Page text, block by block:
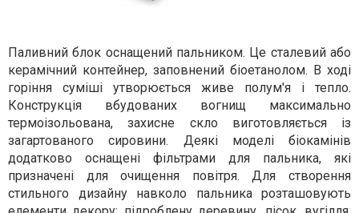
Паливний блок оснащений пальником. Це сталевий або
керамічний контейнер, заповнений біоетанолом. В ході
горіння суміші утворюється живе полум'я і тепло.
Конструкція вбудованих вогнищ максимально
термоізольована, захисне скло виготовляється із
загартованого сировини. Деякі моделі біокамінів
додатково оснащені фільтрами для пальника, які
призначені для очищення повітря. Для створення
стильного дизайну навколо пальника розташовують